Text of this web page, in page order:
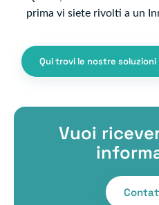
prima vi siete rivolti a un
Qui trovi le nostre soluzioni
Vuoi